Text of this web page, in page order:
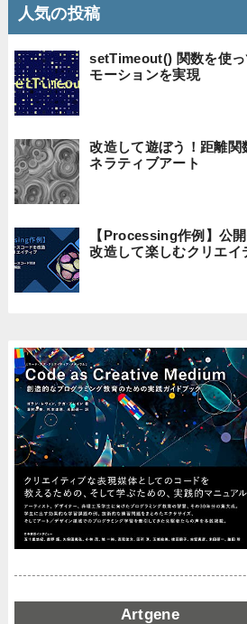
人気の投稿
setTimeout() 関数を使
モーションを実現
改造して遊ぼう！距離関
ネラティブアート
【Processing作例】公
改造して楽しむクリエイ
Artgene